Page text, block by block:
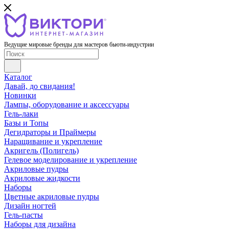
Ведущие мировые бренды для мастеров бьюти-индустрии
Каталог
Давай, до свидания!
Новинки
Лампы, оборудование и аксессуары
Гель-лаки
Базы и Топы
Дегидраторы и Праймеры
Наращивание и укрепление
Акригель (Полигель)
Гелевое моделирование и укрепление
Акриловые пудры
Акриловые жидкости
Наборы
Цветные акриловые пудры
Дизайн ногтей
Гель-пасты
Наборы для дизайна